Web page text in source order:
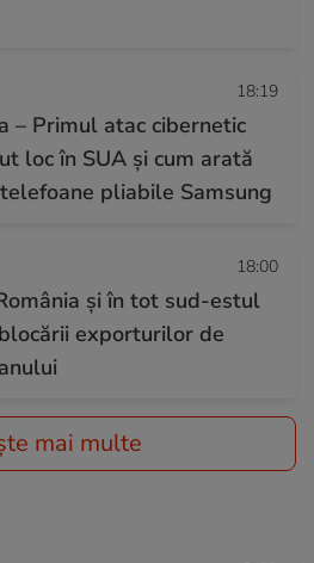
18:19
– Primul atac cibernetic
loc în SUA și cum arată
pliabile Samsung
18:00
și în tot sud-estul
exporturilor de
mai multe